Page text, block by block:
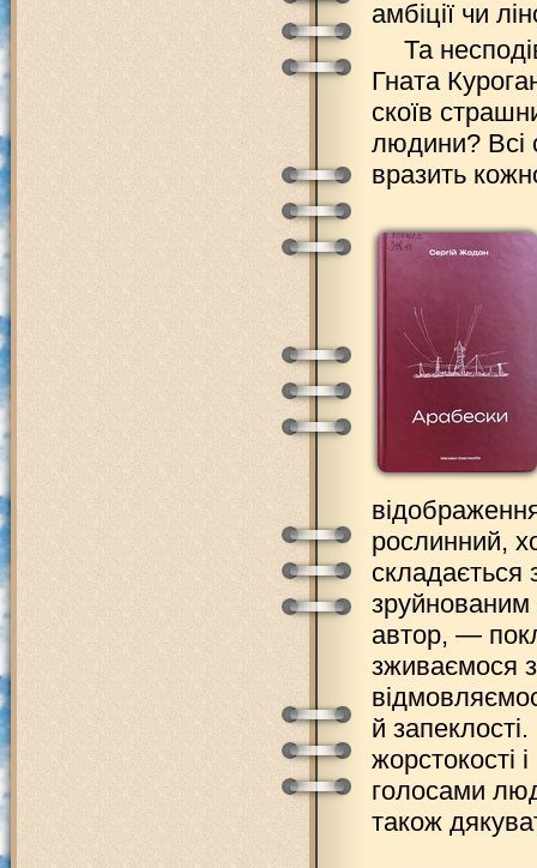
амбіції чи
Та
Гната
скоїв
людини? Всі
вразить
рослинний,
складається
автор, —
зживаємося
й
жорстокості
голосами
також